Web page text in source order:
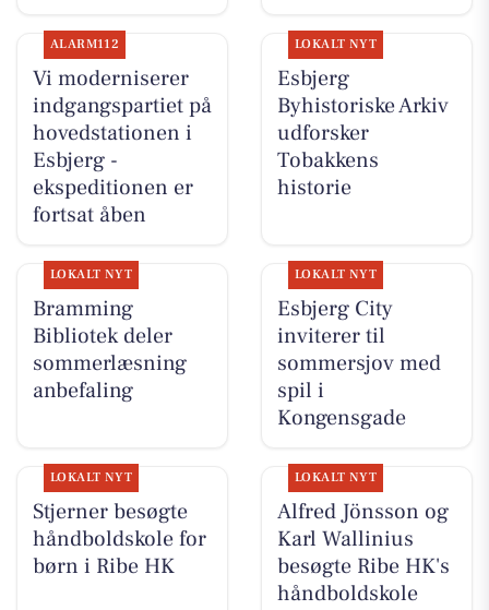
ALARM112
Vi moderniserer
indgangspartiet på
hovedstationen i
Esbjerg -
ekspeditionen er
fortsat åben
LOKALT NYT
Esbjerg
Byhistoriske Arkiv
udforsker
Tobakkens
historie
LOKALT NYT
Bramming
Bibliotek deler
sommerlæsning
anbefaling
LOKALT NYT
Esbjerg City
inviterer til
sommersjov med
spil i
Kongensgade
LOKALT NYT
Stjerner besøgte
håndboldskole for
børn i Ribe HK
LOKALT NYT
Alfred Jönsson og
Karl Wallinius
besøgte Ribe HK's
håndboldskole